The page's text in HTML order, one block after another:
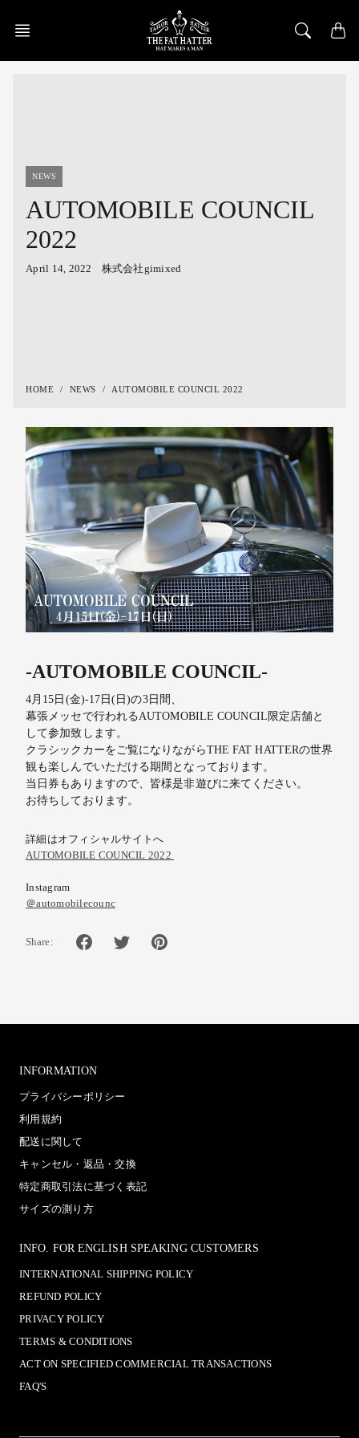
content
NEWS
AUTOMOBILE COUNCIL
2022
April 14, 2022 株式会社gimixed
HOME NEWS AUTOMOBILE COUNCIL 2022
-AUTOMOBILE COUNCIL-
4月15日(金)-17日(日)の3日間、
幕張メッセで行われるAUTOMOBILE COUNCIL限定店舗と
して参加致します。
クラシックカーをご覧になりながらTHE FAT HATTERの世界
観も楽しんでいただける期間となっております。
当日券もありますので、皆様是非遊びに来てください。
お待ちしております。
詳細はオフィシャルサイトへ
AUTOMOBILE COUNCIL 2022
Instagram
＠automobilecounc
Share:
INFORMATION
プライバシーポリシー
利用規約
配送に関して
キャンセル・返品・交換
特定商取引法に基づく表記
サイズの測り方
INFO. FOR ENGLISH SPEAKING CUSTOMERS
INTERNATIONAL SHIPPING POLICY
REFUND POLICY
PRIVACY POLICY
TERMS & CONDITIONS
ACT ON SPECIFIED COMMERCIAL TRANSACTIONS
FAQ'S